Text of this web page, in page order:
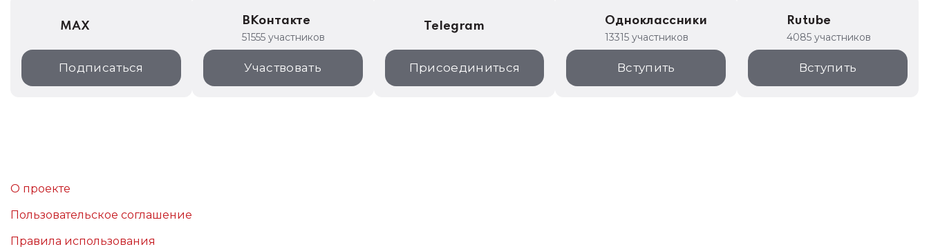
MAX
Подписаться
ВКонтакте
51555 участников
Участвовать
Telegram
Присоединиться
Одноклассники
13315 участников
Вступить
Rutube
4085 участников
Вступить
О проекте
Пользовательское соглашение
Правила использования